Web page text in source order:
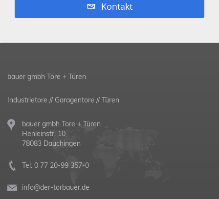
Kontakt
bauer gmbh Tore + Türen
Industrietore // Garagentore // Türen
bauer gmbh Tore + Türen
Henleinstr. 10
78083 Dauchingen
Tel. 0 77 20-99 357-0
info@der-torbauer.de